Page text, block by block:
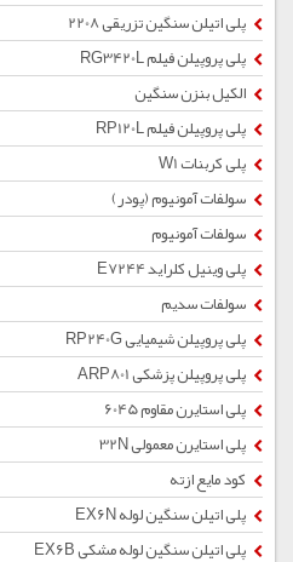
پلی اتیلن سنگین تزریقی 2208
پلی پروپیلن فیلم RG3420L
الکیل بنزن سنگین
پلی پروپیلن فیلم RP120L
پلی کربنات W1
سولفات آمونیوم (پودر)
سولفات آمونیوم
پلی وینیل کلراید E7244
سولفات سدیم
پلی پروپیلن شیمیایی RP240G
پلی پروپیلن پزشکی ARP801
پلی استایرن مقاوم 6045
پلی استایرن معمولی 32N
کود مایع ازته
پلی اتیلن سنگین لوله EX6N
پلی اتیلن سنگین لوله مشکی EX6B